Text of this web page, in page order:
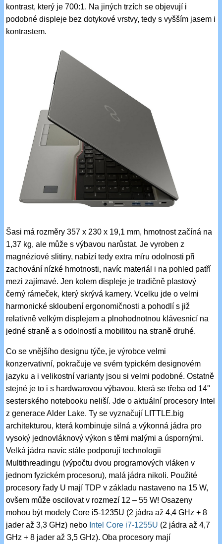
kontrast, který je 700:1. Na jiných trzích se objevují i
podobné displeje bez dotykové vrstvy, tedy s vyšším jasem i
kontrastem.
Šasi má rozměry 357 x 230 x 19,1 mm, hmotnost začíná na
1,37 kg, ale může s výbavou narůstat. Je vyroben z
magnéziové slitiny, nabízí tedy extra míru odolnosti při
zachování nízké hmotnosti, navíc materiál i na pohled patří
mezi zajímavé. Jen kolem displeje je tradičně plastový
černý rámeček, který skrývá kamery. Vcelku jde o velmi
harmonické skloubení ergonomičnosti a pohodlí s již
relativně velkým displejem a plnohodnotnou klávesnicí na
jedné straně a s odolností a mobilitou na straně druhé.
Co se vnějšího designu týče, je výrobce velmi
konzervativní, pokračuje ve svém typickém designovém
jazyku a i velikostní varianty jsou si velmi podobné. Ostatně
stejné je to i s hardwarovou výbavou, která se třeba od 14''
sesterského notebooku neliší. Jde o aktuální procesory Intel
z generace Alder Lake. Ty se vyznačují LITTLE.big
architekturou, která kombinuje silná a výkonná jádra pro
vysoký jednovláknový výkon s těmi malými a úspornými.
Velká jádra navíc stále podporují technologii
Multithreadingu (výpočtu dvou programových vláken v
jednom fyzickém procesoru), malá jádra nikoli. Použité
procesory řady U mají TDP v základu nastaveno na 15 W,
ovšem může oscilovat v rozmezí 12 – 55 W! Osazeny
mohou být modely Core i5-1235U (2 jádra až 4,4 GHz + 8
jader až 3,3 GHz) nebo Intel Core i7-1255U (2 jádra až 4,7
GHz + 8 jader až 3,5 GHz). Oba procesory mají